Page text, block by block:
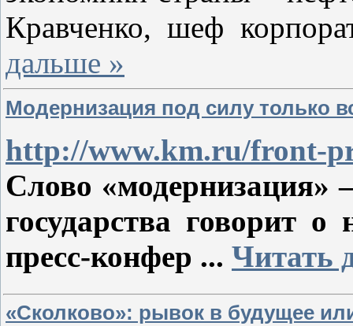
Кравченко, шеф
дальше »
Модернизация под силу только
http://www.km.ru/front-
Слово «модернизация»
государства говорит
пресс-конфер ... Читать
«Сколково»: рывок в будущее